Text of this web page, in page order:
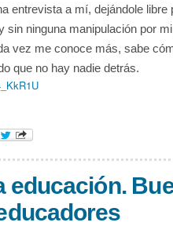
entrevista a mí, dejándole libre
sin ninguna manipulación por
vez me conoce más, sabe
que no hay nadie detrás.
educación.